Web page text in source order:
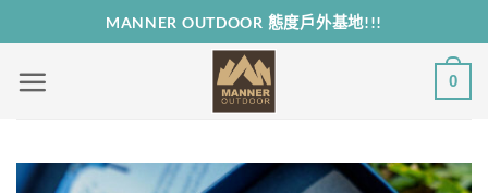
to
content
MANNER OUTDOOR 態度戶外基地!!!
0